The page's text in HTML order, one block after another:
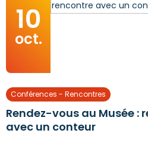
10
oct.
Conférences - Rencontres
Rendez-vous au Musée :
avec un conteur